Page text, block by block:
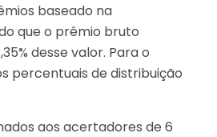
baseado na
que o prêmio bruto
desse valor. Para o
percentuais de distribuição
aos acertadores de 6